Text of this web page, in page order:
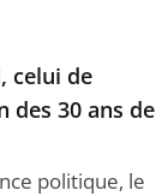
celui de
des 30 ans de
politique, le